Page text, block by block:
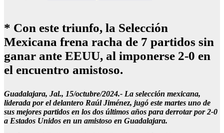
* Con este triunfo, la Selección
Mexicana frena racha de 7 partidos sin
ganar ante EEUU, al imponerse 2-0 en
el encuentro amistoso.
Guadalajara, Jal., 15/octubre/2024.- La selección mexicana,
liderada por el delantero Raúl Jiménez, jugó este martes uno de
sus mejores partidos en los dos últimos años para derrotar por 2-0
a Estados Unidos en un amistoso en Guadalajara.